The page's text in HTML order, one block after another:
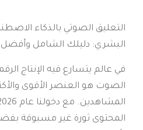
التعليق الصوتي بالذكاء
البشري: دليلك الشامل وأفضل
في عالم يتسارع فيه الإنتاج
الصوت هو العنصر الأقوى والأكثر
المحتوى ثورة غير مسبوقة بفضل